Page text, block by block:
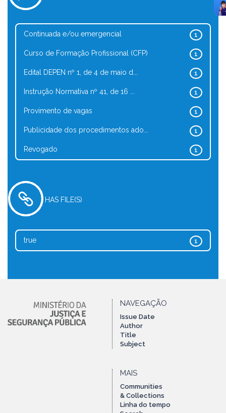
1
Continuada e/ou emergencial
1
Curso de Formação Profissional (CFP)
1
Edital DEPEN nº 1, de 4 de maio d...
1
Instrução Normativa nº 41, de 16 ...
1
Provimento de vagas
1
Publicidade dos procedimentos ado...
1
Revogado
HAS FILE(S)
1
true
NAVEGAÇÃO
Issue Date
Author
Title
Subject
MAIS
Communities
& Collections
Linha do tempo